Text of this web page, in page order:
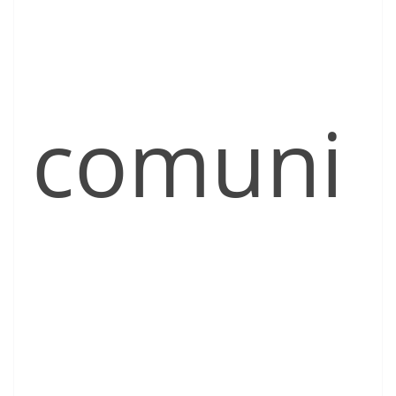
comuni